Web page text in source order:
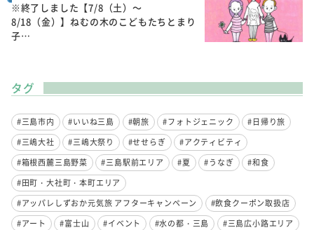
※終了しました【7/8（土）～
8/18（金）】ねむの木のこどもたちとまり
子…
タグ
#三島市内 #いいね三島 #朝旅 #フォトジェニック
#日帰り旅
#三嶋大社
#三嶋大祭り #せせらぎ
#アクティビティ
#箱根西麓三島野菜
#三島駅前エリア #夏 #うなぎ
#和食
#田町・大社町・本町エリア
#アッパレしずおか元気旅 アフターキャンペーン
#飲食クーポン取扱店
#アート
#富士山 #イベント #水の都・三島
#三島広小路エリア